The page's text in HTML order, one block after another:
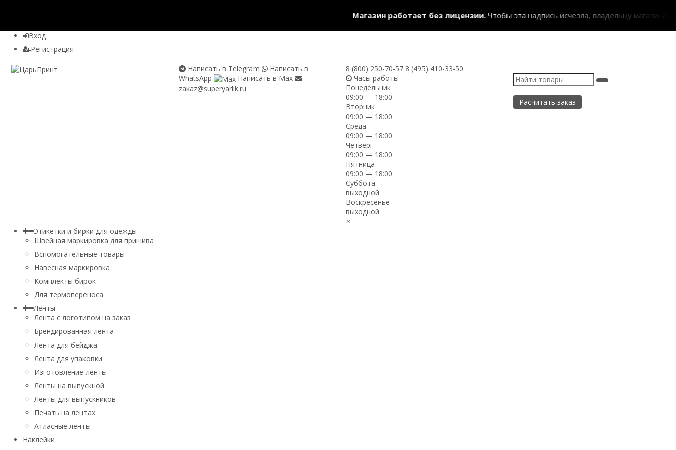
Магазин работает без лицензии.Чтобы эта надпись исчезла, владельцу магазина
Вход
Регистрация
Написать в Telegram
Написать в
WhatsApp
Написать в Max
zakaz@superyarlik.ru
8 (800) 250-70-57 8 (495) 410-33-50
Часы работы
Понедельник
09:00 — 18:00
Вторник
09:00 — 18:00
Среда
09:00 — 18:00
Четверг
09:00 — 18:00
Пятница
09:00 — 18:00
Суббота
выходной
Воскресенье
выходной
×
Расчитать заказ
Этикетки и бирки для одежды
Швейная маркировка для пришива
Вспомогательные товары
Навесная маркировка
Комплекты бирок
Для термопереноса
Ленты
Лента с логотипом на заказ
Брендированная лента
Лента для бейджа
Лента для упаковки
Изготовление ленты
Ленты на выпускной
Ленты для выпускников
Печать на лентах
Атласные ленты
Наклейки